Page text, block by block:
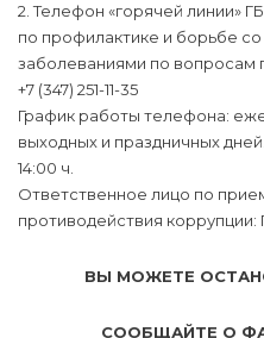
2. Телефон «горячей линии»
по профилактике и борьбе
заболеваниями по вопросам
+7 (347) 251-11-35
График работы телефона:
выходных и праздничных
14:00 ч.
Ответственное лицо по
противодействия
ВЫ МОЖЕТЕ
СООБЩАЙТЕ О